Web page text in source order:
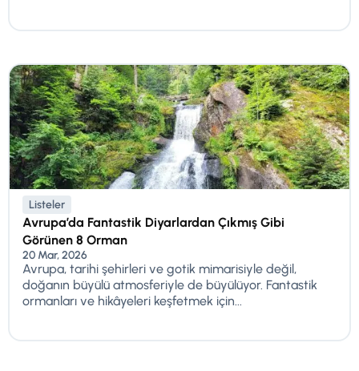
Listeler
Avrupa’da Fantastik Diyarlardan Çıkmış Gibi
Görünen 8 Orman
20 Mar, 2026
Avrupa, tarihi şehirleri ve gotik mimarisiyle değil,
doğanın büyülü atmosferiyle de büyülüyor. Fantastik
ormanları ve hikâyeleri keşfetmek için...